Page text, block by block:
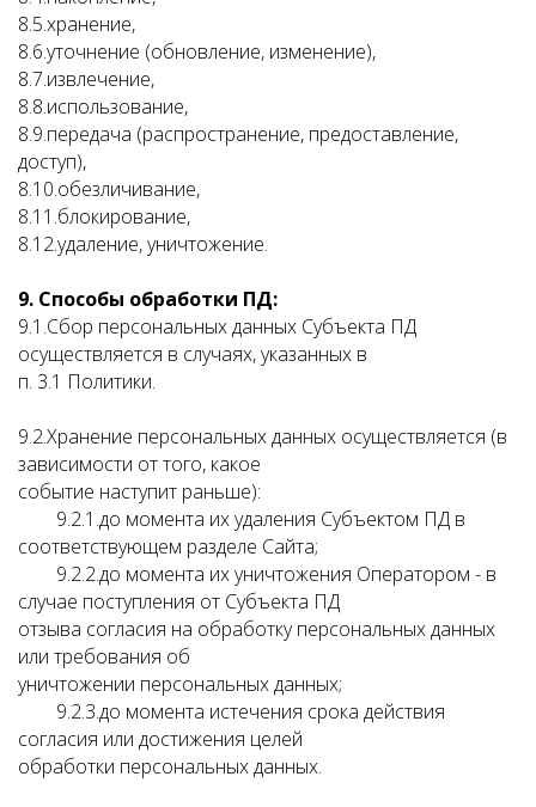
8.5.хранение,
8.6.уточнение (обновление, изменение),
8.7.извлечение,
8.8.использование,
8.9.передача (распространение, предоставление,
доступ),
8.10.обезличивание,
8.11.блокирование,
8.12.удаление, уничтожение.
9. Способы обработки ПД:
9.1.Сбор персональных данных Субъекта ПД
осуществляется в случаях, указанных в
п. 3.1 Политики.
9.2.Хранение персональных данных осуществляется (в
зависимости от того, какое
событие наступит раньше):
9.2.1.до момента их удаления Субъектом ПД в
соответствующем разделе Сайта;
9.2.2.до момента их уничтожения Оператором - в
случае поступления от Субъекта ПД
отзыва согласия на обработку персональных данных
или требования об
уничтожении персональных данных;
9.2.3.до момента истечения срока действия
согласия или достижения целей
обработки персональных данных.